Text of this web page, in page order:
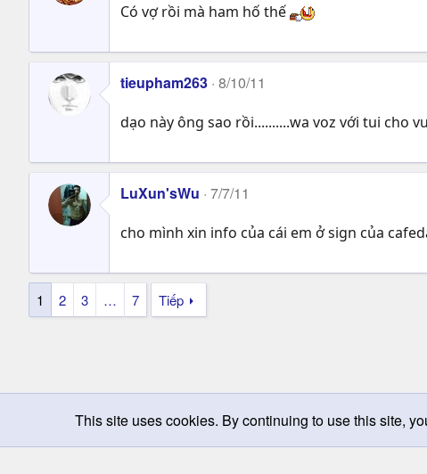
Có vợ rồi mà ham hố thế
tieupham263 8/10/11
dạo này ông sao rồi..........wa voz với tui cho
LuXun'sWu 7/7/11
cho mình xin info của cái em ở sign của
1 2 3 … 7 Tiếp
Chọn giao diện Change width
This site uses cookies. By continuing to use this site,